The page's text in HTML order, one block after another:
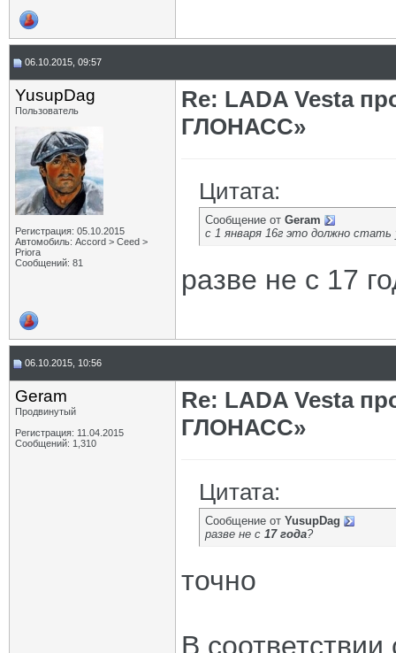
06.10.2015, 09:57
YusupDag
Пользователь
Регистрация: 05.10.2015
Автомобиль: Accord > Ceed >
Priora
Сообщений: 81
Re: LADA Vesta
ГЛОНАСС»
Цитата:
Сообщение от Geram
с 1 января 16г это должно
разве не с 17
06.10.2015, 10:56
Geram
Продвинутый
Регистрация: 11.04.2015
Сообщений: 1,310
Re: LADA Vesta
ГЛОНАСС»
Цитата:
Сообщение от YusupDag
разве не с 17 года?
точно
В